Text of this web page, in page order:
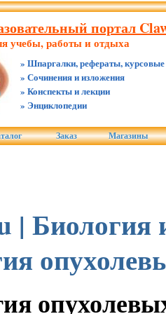
портал
учебы, работы и отдыха
» Шпаргалки, рефераты, курсовые
» Сочинения и изложения
» Конспекты и лекции
» Энциклопедии
Заказ Магазины
| Биология